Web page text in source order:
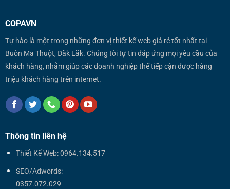
COPAVN
Tự hào là một trong những đơn vị thiết kế web giá rẻ tốt nhất tại
Buôn Ma Thuột, Đắk Lắk. Chúng tôi tự tin đáp ứng mọi yêu cầu của
khách hàng, nhằm giúp các doanh nghiệp thể tiếp cận được hàng
triệu khách hàng trên internet.
Thông tin liên hệ
Thiết Kế Web: 0964.134.517
SEO/Adwords:
0357.072.029